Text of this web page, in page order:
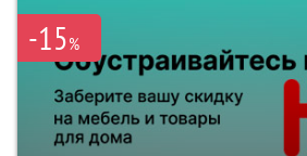
-15%